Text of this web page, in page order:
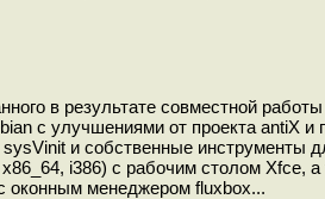
в результате совместной
с улучшениями от проекта antiX и
и собственные инструменты
i386) с рабочим столом Xfce,
оконным менеджером fluxbox...